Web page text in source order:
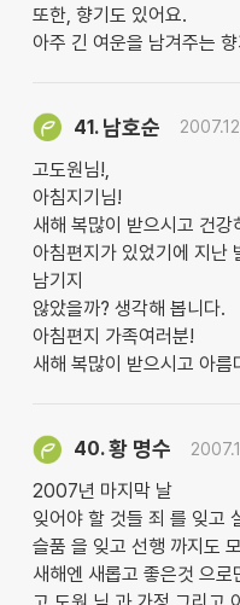
또한, 향기도 있어요.
아주 긴 여운을 남겨주는
41. 남호순
고도원님!,
아침지기님!
새해 복많이 받으시고 건강
아침편지가 있었기에 지난
남기지
않았을까? 생각해 봅니다.
아침편지 가족여러분!
새해 복많이 받으시고 아
40.황 명수
2007년 마지막 날
잊어야 할 것들 죄 를 잊고
슬품 을 잊고 선행 까지도
새해엔 새롭고 좋은것 으로